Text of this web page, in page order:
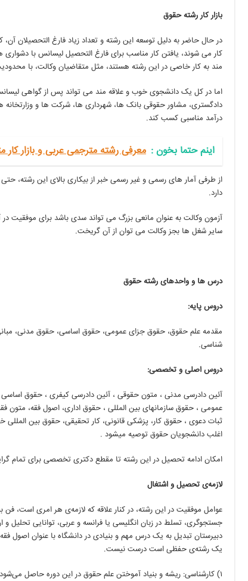
بازار کار رشته حقوق
در حال حاضر به دلیل توسعه این رشته و تعداد زیاد فارغ التحصیلان آن،
کار می شوند، یافتن کار مناسب برای فارغ التحصیل لیسانس با
مند به کار خاصی در این رشته هستند، مثل متقاضیان وکالت، با
اما در کل یک دانشجوی خوب و علاقه مند می تواند پس از گواهی
دادگستری، مشاور حقوقی بانک ها، شهرداری ها، شرکت ها و
درآمد مناسبی کسب کند.
اینم حتما بخون‌ : معرفی رشته مترجمی عربی و بازار کار
از طرفی آمار های رسمی و غیر رسمی خبر از بیکاری بالای این رشته،
دارد.
آزمون وکالت به عنوان مانعی بزرگ می تواند سدی باشد برای موفقیت در
سایر شغل ها بجز وکالت می توان از آن گریخت.
درس ها و واحدهای رشته حقوق
دروس پایه:
مقدمه علم حقوق، حقوق جزای عمومی، حقوق اساسی، حقوق مدنی، مبانی
شناسی.
دروس اصلی و تخصصی:
آئین دادرسی مدنی ، متون حقوقی ، آئین دادرسی کیفری ، حقوق
عمومی ، حقوق سازمانهای بین المللی ، حقوق اداری، اصول فقه، متون
ثبات دعوی ، حقوق کار، پزشکی قانونی، کار تحقیقی، حقوق بین
اغلب دانشجویان حقوق توصیه می‏شود .
امکان ادامه تحصیل در این رشته تا مقطع دکتری تخصصی برای تمام
لازمهی تحصیل و اشتغال
عوامل موفقیت در این رشته، در کنار علاقه که لازمه‌ی هر امری است،
جستجوگری، تسلط در زبان انگلیسی یا فرانسه و عربی، توانایی تحلیل
دبیرستان تبدیل به یک درس مهم و بنیادی در دانشگاه با عنوان اصول
یک رشته‌ی حفظی است درست نیست.
۱) کارشناسی: ریشه و بنیاد آموختن علم حقوق در این دوره حاصل